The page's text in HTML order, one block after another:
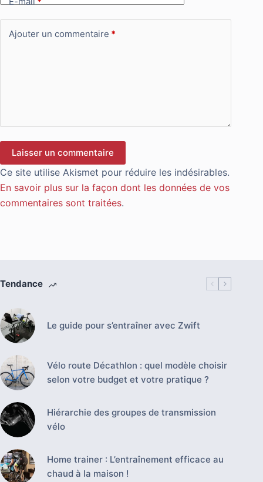
Ajouter un commentaire *
Laisser un commentaire
Ce site utilise Akismet pour réduire les indésirables.
En savoir plus sur la façon dont les données de vos
commentaires sont traitées.
Tendance
Le guide pour s’entraîner avec Zwift
Vélo route Décathlon : quel modèle choisir
selon votre budget et votre pratique ?
Hiérarchie des groupes de transmission
vélo
Home trainer : L’entraînement efficace au
chaud à la maison !